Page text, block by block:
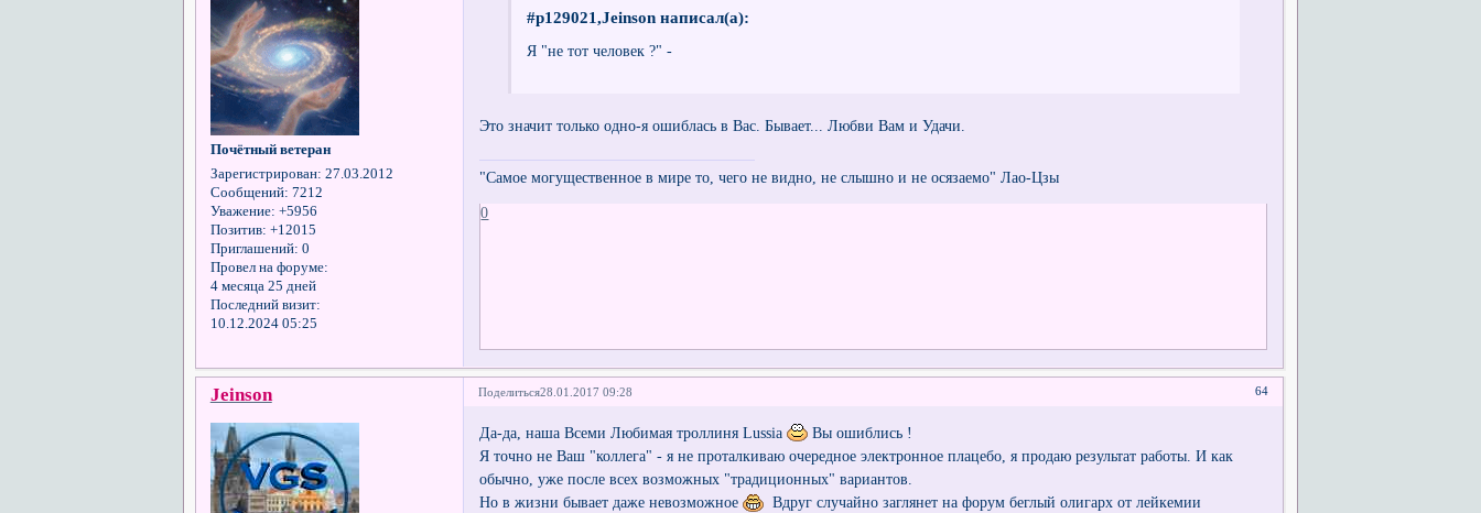
Почётный ветеран
Зарегистрирован: 27.03.2012
Сообщений: 7212
Уважение: +5956
Позитив: +12015
Приглашений: 0
Провел на форуме:
4 месяца 25 дней
Последний визит:
10.12.2024 05:25
#p129021,Jeinson написал(а):
Я "не тот человек ?" -
Это значит только одно-я ошиблась в Вас. Бывает... Любви Вам и Удачи.
"Самое могущественное в мире то, чего не видно, не слышно и не осязаемо" Лао-Цзы
0
Поделиться 64
28.01.2017 09:28
Jeinson
Да-да, наша Всеми Любимая троллиня Lussia
Вы ошиблись !
Я точно не Ваш "коллега" - я не проталкиваю очередное электронное плацебо, я продаю результат работы. И как
обычно, уже после всех возможных "традиционных" вариантов.
Но в жизни бывает даже невозможное
Вдруг случайно заглянет на форум беглый олигарх от лейкемии